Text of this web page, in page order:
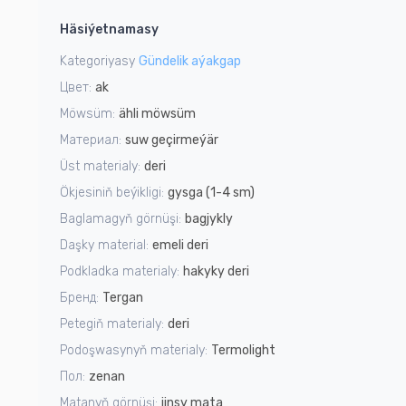
4
Häsiýetnamasy
Kategoriyasy Gündelik aýakgap
Цвет: ak
Möwsüm: ähli möwsüm
Материал: suw geçirmeýär
Üst materialy: deri
Ökjesiniň beýikligi: gysga (1-4 sm)
Baglamagyň görnüşi: bagjykly
Daşky material: emeli deri
Podkladka materialy: hakyky deri
Бренд: Tergan
Petegiň materialy: deri
Podoşwasynyň materialy: Termolight
Пол: zenan
Matanyň görnüşi: jinsy mata